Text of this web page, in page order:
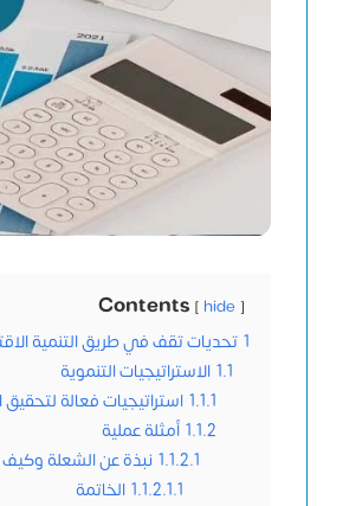
Contents hide
1 تحديات تقف في طريق التنمية
1.1 الاستراتيجيات التنموية
1.1.1 استراتيجيات فعالة لتحقيق
1.1.2 أمثلة عملية
1.1.2.1 نبذة عن الشعلة وكيف
1.1.2.1.1 الخاتمة